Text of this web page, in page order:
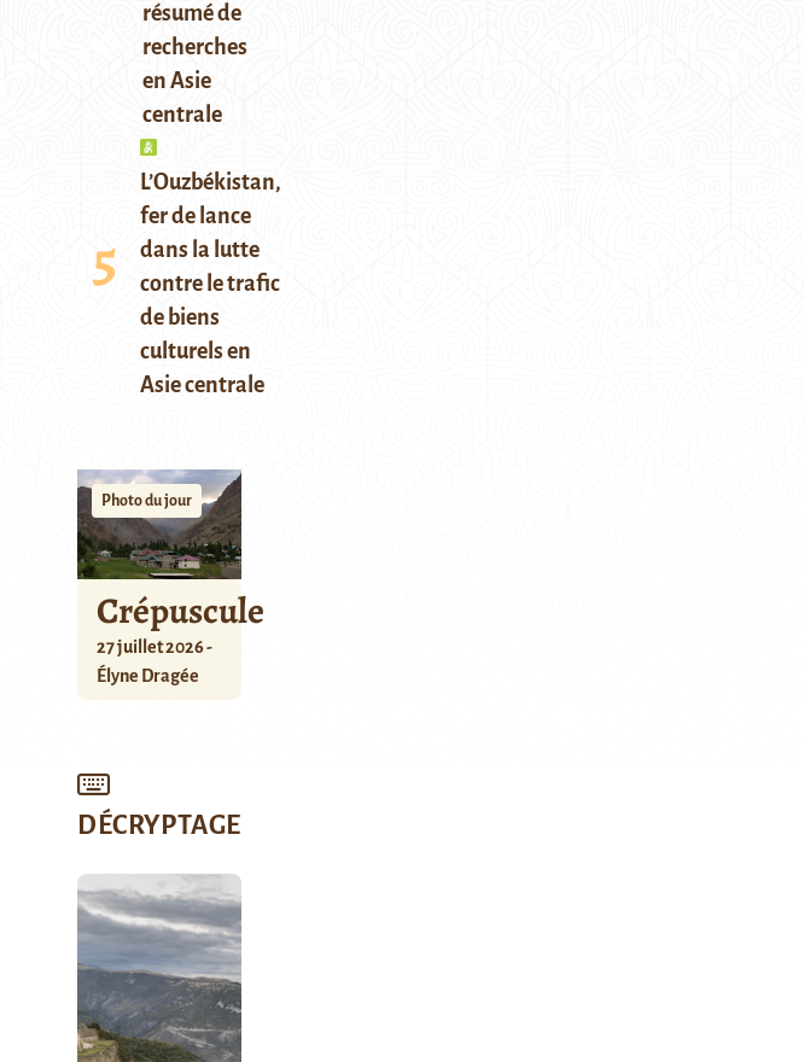
résumé de
recherches
en Asie
centrale
L’Ouzbékistan,
fer de lance
dans la lutte
contre le trafic
de biens
culturels en
Asie centrale
Photo du jour
Crépuscule
27 juillet 2026 -
Élyne Dragée
DÉCRYPTAGE